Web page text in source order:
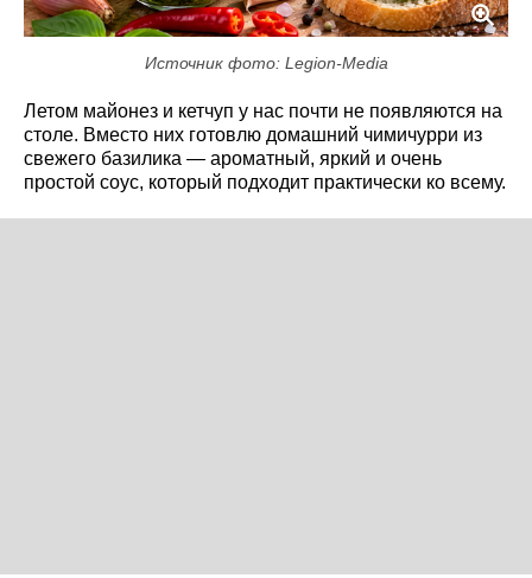
Источник фото: Legion-Media
Летом майонез и кетчуп у нас почти не появляются на
столе. Вместо них готовлю домашний чимичурри из
свежего базилика — ароматный, яркий и очень
простой соус, который подходит практически ко всему.